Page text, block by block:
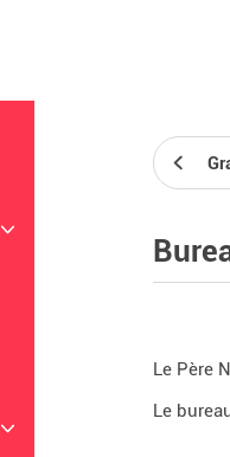
+
+
Le Père
Le